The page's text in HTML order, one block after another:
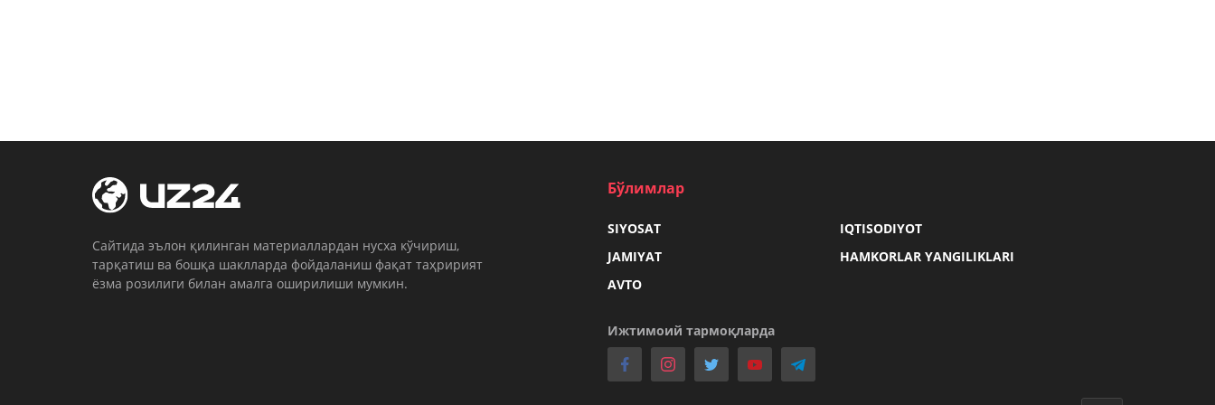
Cайтида эълон қилинган материаллардан нусха кўчириш,
тарқатиш ва бошқа шаклларда фойдаланиш фақат таҳририят
ёзма розилиги билан амалга оширилиши мумкин.
Бўлимлар
SIYOSAT
IQTISODIYOT
JAMIYAT
HAMKORLAR YANGILIKLARI
AVTO
Ижтимоий тармоқларда